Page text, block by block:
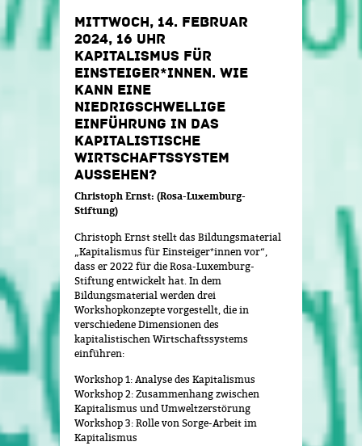
MITTWOCH, 14. FEBRUAR
2024, 16 UHR
KAPITALISMUS FÜR
EINSTEIGER*INNEN. WIE
KANN EINE
NIEDRIGSCHWELLIGE
EINFÜHRUNG IN DAS
KAPITALISTISCHE
WIRTSCHAFTSSYSTEM
AUSSEHEN?
Christoph Ernst: (Rosa-Luxemburg-
Stiftung)
Christoph Ernst stellt das Bildungsmaterial
„Kapitalismus für Einsteiger*innen vor“,
dass er 2022 für die Rosa-Luxemburg-
Stiftung entwickelt hat. In dem
Bildungsmaterial werden drei
Workshopkonzepte vorgestellt, die in
verschiedene Dimensionen des
kapitalistischen Wirtschaftssystems
einführen:
Workshop 1: Analyse des Kapitalismus
Workshop 2: Zusammenhang zwischen
Kapitalismus und Umweltzerstörung
Workshop 3: Rolle von Sorge-Arbeit im
Kapitalismus